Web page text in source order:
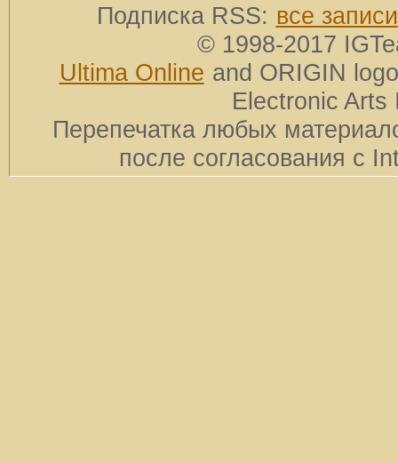
Подписка RSS: все записи
© 1998-2017
Ultima Online and ORIGIN
Electronic Arts
Перепечатка любых
после согласования с